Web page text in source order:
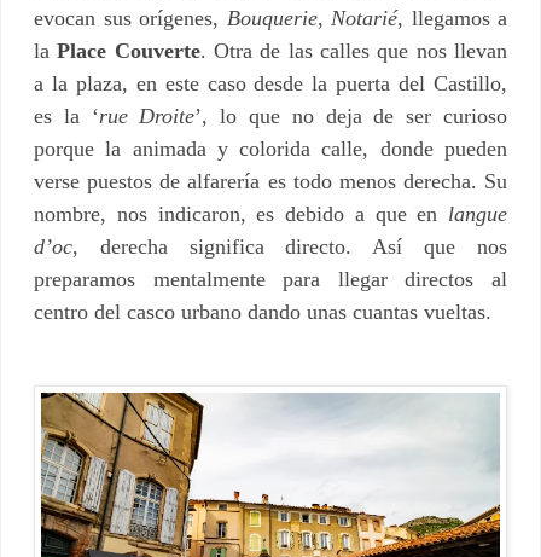
evocan sus orígenes, Bouquerie, Notarié, llegamos a
laPlace Couverte. Otra de las calles que nos llevan
a la plaza, en este caso desde la puerta del Castillo,
es la ‘rue Droite’, lo que no deja de ser curioso
porque la animada y colorida calle, donde pueden
verse puestos de alfarería es todo menos derecha. Su
nombre, nos indicaron, es debido a que en langue
d’oc, derecha significa directo. Así que nos
preparamos mentalmente para llegar directos al
centro del casco urbano dando unas cuantas vueltas.